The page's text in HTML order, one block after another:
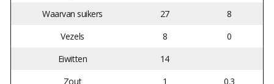
Waarvan suikers
27
8
Vezels
8
0
Eiwitten
14
Zout
1 0.3